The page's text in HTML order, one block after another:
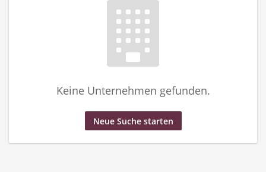
Keine Unternehmen gefunden.
Neue Suche starten